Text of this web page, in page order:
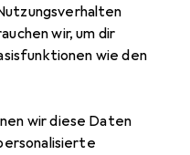
wir, um dir
wie den
wir diese Daten